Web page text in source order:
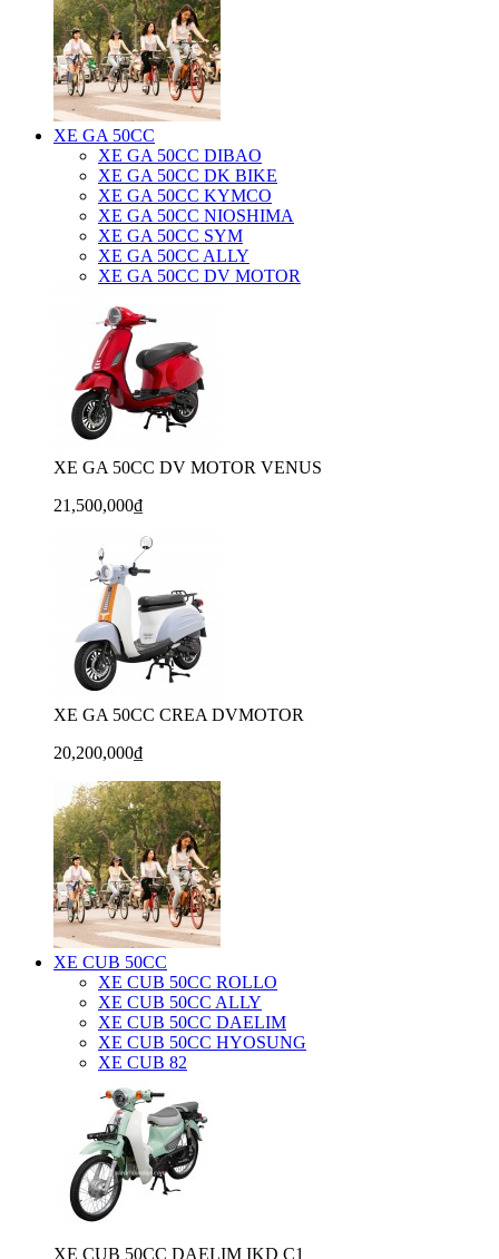
XE GA 50CC
XE GA 50CC DIBAO
XE GA 50CC DK BIKE
XE GA 50CC KYMCO
XE GA 50CC NIOSHIMA
XE GA 50CC SYM
XE GA 50CC ALLY
XE GA 50CC DV MOTOR
XE GA 50CC DV MOTOR VENUS
21,500,000₫
XE GA 50CC CREA DVMOTOR
20,200,000₫
XE CUB 50CC
XE CUB 50CC ROLLO
XE CUB 50CC ALLY
XE CUB 50CC DAELIM
XE CUB 50CC HYOSUNG
XE CUB 82
XE CUB 50CC DAELIM IKD C1